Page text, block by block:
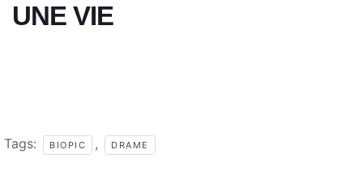
UNE VIE
Tags: BIOPIC , DRAME